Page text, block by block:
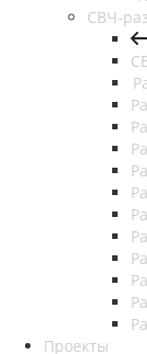
СВЧ-
Проекты